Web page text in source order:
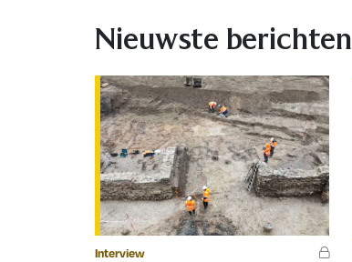
Nieuwste berichten
Interview